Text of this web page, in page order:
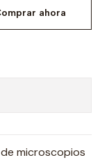
ahora
microscopios